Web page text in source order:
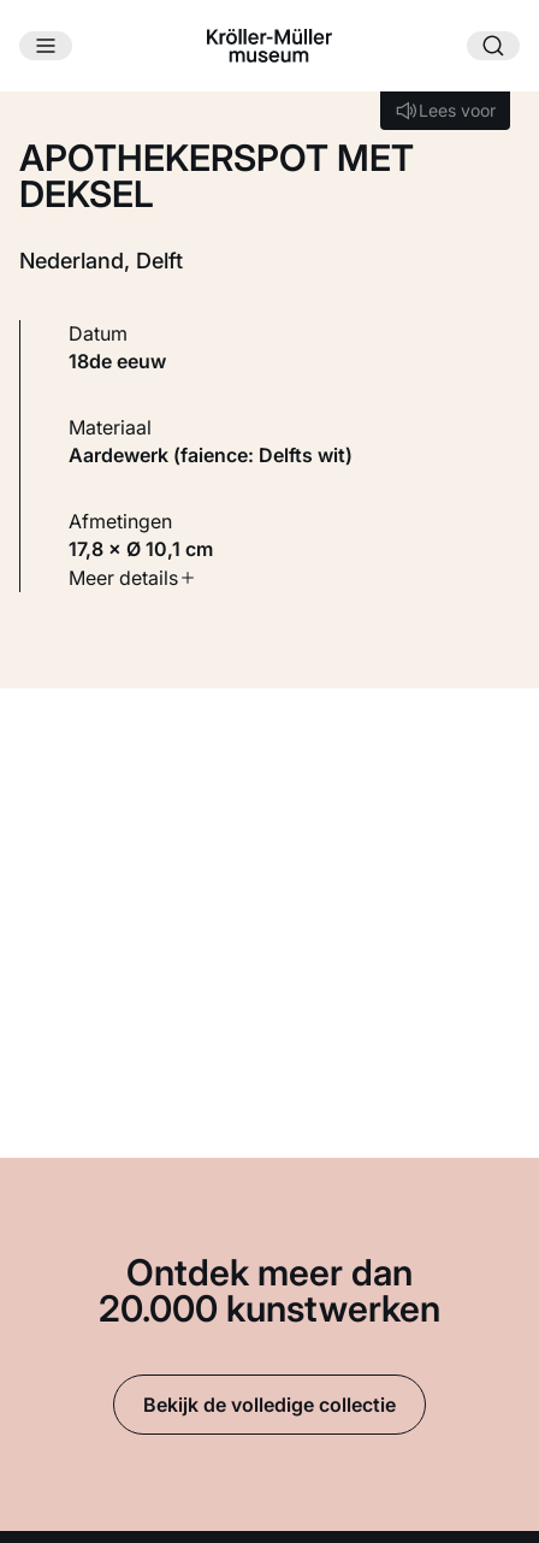
Ga naar hoofdinhoud
Lees voor
Lees voor
APOTHEKERSPOT MET
DEKSEL
Nederland, Delft
Datum
18de eeuw
Materiaal
Aardewerk (faience: Delfts wit)
Afmetingen
17,8 × Ø 10,1 cm
Soort werk
Meer details
Ontdek meer dan
20.000 kunstwerken
Bekijk de volledige collectie